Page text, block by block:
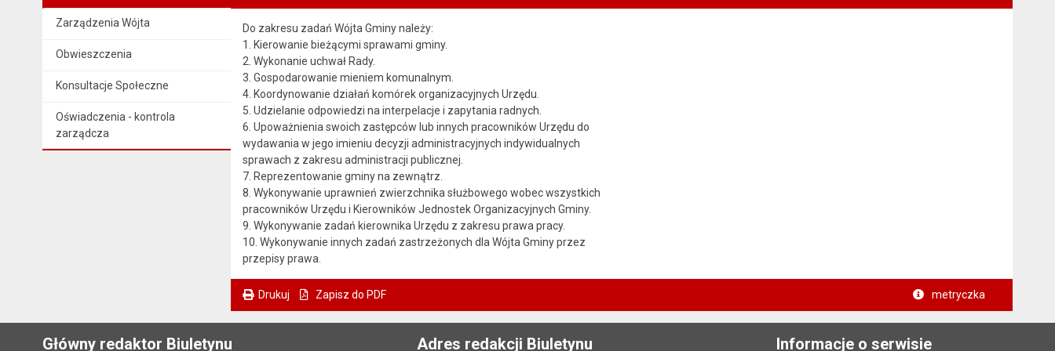
Zarządzenia Wójta
Obwieszczenia
Konsultacje Społeczne
Oświadczenia - kontrola
zarządcza
Do zakresu zadań Wójta Gminy należy:
1. Kierowanie bieżącymi sprawami gminy.
2. Wykonanie uchwał Rady.
3. Gospodarowanie mieniem komunalnym.
4. Koordynowanie działań komórek organizacyjnych Urzędu.
5. Udzielanie odpowiedzi na interpelacje i zapytania radnych.
6. Upoważnienia swoich zastępców lub innych pracowników Urzędu do
wydawania w jego imieniu decyzji administracyjnych indywidualnych
sprawach z zakresu administracji publicznej.
7. Reprezentowanie gminy na zewnątrz.
8. Wykonywanie uprawnień zwierzchnika służbowego wobec wszystkich
pracowników Urzędu i Kierowników Jednostek Organizacyjnych Gminy.
9. Wykonywanie zadań kierownika Urzędu z zakresu prawa pracy.
10. Wykonywanie innych zadań zastrzeżonych dla Wójta Gminy przez
przepisy prawa.
Drukuj Zapisz do PDF metryczka
Główny redaktor Biuletynu Adres redakcji Biuletynu Informacje o serwisie